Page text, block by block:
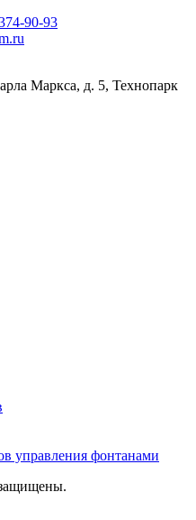
90-93
Маркса, д. 5, Технопарк
управления фонтанами